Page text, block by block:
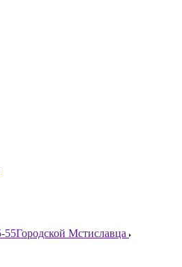
55Городской Мстиславца